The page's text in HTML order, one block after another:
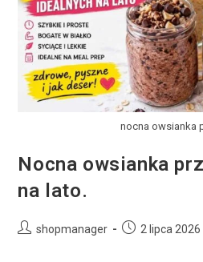
nocna owsianka
Nocna owsianka
na lato.
shopmanager 2 lipca 2026